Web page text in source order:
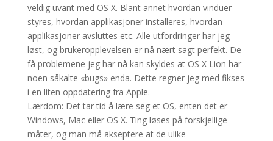
veldig uvant med OS X. Blant annet hvordan vinduer
styres, hvordan applikasjoner installeres, hvordan
applikasjoner avsluttes etc. Alle utfordringer har jeg
løst, og brukeropplevelsen er nå nært sagt perfekt. De
få problemene jeg har nå kan skyldes at OS X Lion har
noen såkalte «bugs» enda. Dette regner jeg med fikses
i en liten oppdatering fra Apple.
Lærdom: Det tar tid å lære seg et OS, enten det er
Windows, Mac eller OS X. Ting løses på forskjellige
måter, og man må akseptere at de ulike